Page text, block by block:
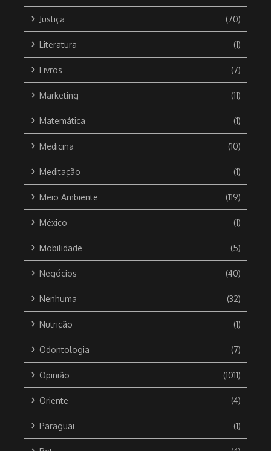
Justiça (70)
Literatura (1)
Livros (7)
Marketing (11)
Matemática (1)
Medicina (10)
Meditação (1)
Meio Ambiente (119)
México (1)
Mobilidade (5)
Negócios (40)
Nenhuma (32)
Nutrição (1)
Odontologia (7)
Opinião (1011)
Oriente (4)
Paraguai (1)